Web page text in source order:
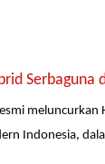
Indonesia,